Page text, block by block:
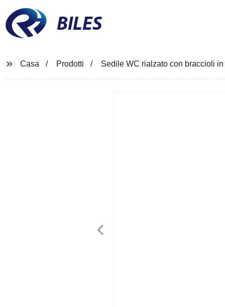
BILES
Casa Prodotti Sedile WC rialzato con braccioli